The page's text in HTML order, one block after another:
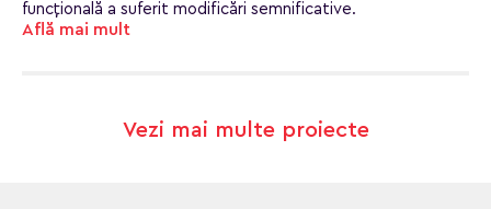
funcțională a suferit modificări semnificative.
Află mai mult
Vezi mai multe proiecte